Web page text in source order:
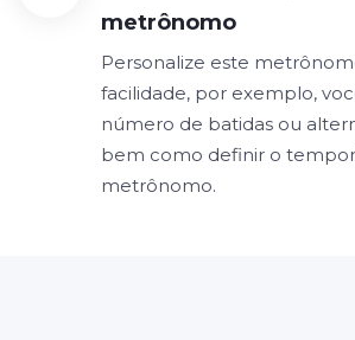
metrônomo
Personalize este
facilidade, por exemplo,
número de batidas ou
bem como definir o
metrônomo.